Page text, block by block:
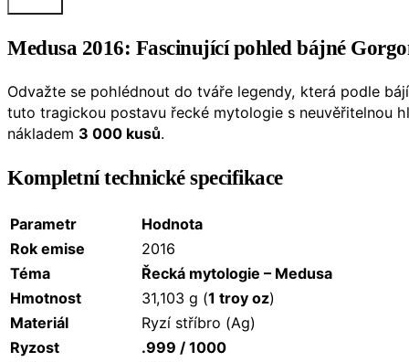
Medusa 2016: Fascinující pohled bájné
Odvažte se pohlédnout do tváře legendy, která podle
tuto tragickou postavu řecké mytologie s neuvěřitelnou
nákladem 3 000 kusů.
Kompletní technické specifikace
Parametr
Hodnota
Rok emise
2016
Téma
Řecká mytologie – Medusa
Hmotnost
31,103 g (1 troy oz)
Materiál
Ryzí stříbro (Ag)
Ryzost
.999 / 1000